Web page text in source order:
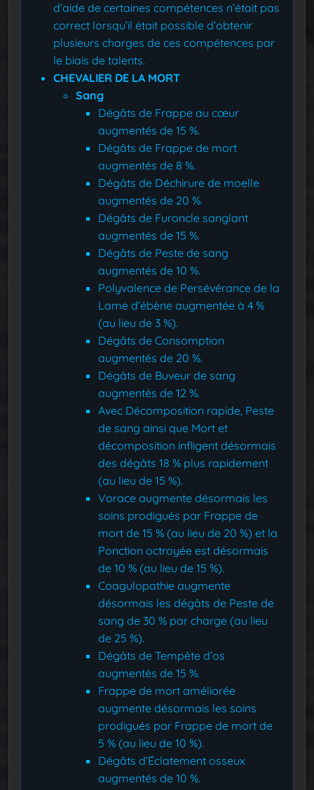
d’aide de certaines compétences n’était pas
correct lorsqu’il était possible d’obtenir
plusieurs charges de ces compétences par
le biais de talents.
CHEVALIER DE LA MORT
Sang
Dégâts de Frappe au cœur
augmentés de 15 %.
Dégâts de Frappe de mort
augmentés de 8 %.
Dégâts de Déchirure de moelle
augmentés de 20 %.
Dégâts de Furoncle sanglant
augmentés de 15 %.
Dégâts de Peste de sang
augmentés de 10 %.
Polyvalence de Persévérance de la
Lame d’ébène augmentée à 4 %
(au lieu de 3 %).
Dégâts de Consomption
augmentés de 20 %.
Dégâts de Buveur de sang
augmentés de 12 %.
Avec Décomposition rapide, Peste
de sang ainsi que Mort et
décomposition infligent désormais
des dégâts 18 % plus rapidement
(au lieu de 15 %).
Vorace augmente désormais les
soins prodigués par Frappe de
mort de 15 % (au lieu de 20 %) et la
Ponction octroyée est désormais
de 10 % (au lieu de 15 %).
Coagulopathie augmente
désormais les dégâts de Peste de
sang de 30 % par charge (au lieu
de 25 %).
Dégâts de Tempête d’os
augmentés de 15 %.
Frappe de mort améliorée
augmente désormais les soins
prodigués par Frappe de mort de
5 % (au lieu de 10 %).
Dégâts d’Éclatement osseux
augmentés de 10 %.